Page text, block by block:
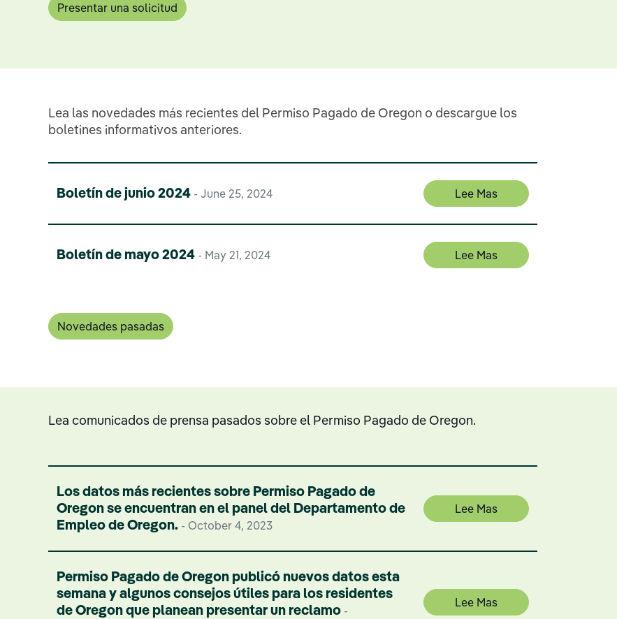
Presentar una solicitud
Lea las novedades más recientes del Permiso Pagado de Oregon o descargue los
boletines informativos anteriores.
Boletín de junio 2024 - June 25, 2024 Lee Mas
Boletín de mayo 2024 - May 21, 2024 Lee Mas
Novedades pasadas
Lea comunicados de prensa pasados sobre el Permiso Pagado de Oregon.
Los datos más recientes sobre Permiso Pagado de
Oregon se encuentran en el panel del Departamento de
Empleo de Oregon. - October 4, 2023
Lee Mas
Permiso Pagado de Oregon publicó nuevos datos esta
semana y algunos consejos útiles para los residentes
de Oregon que planean presentar un reclamo -
Lee Mas